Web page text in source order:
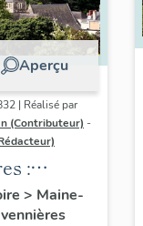
Aperçu
| Réalisé par
(Contributeur) -
:
de la
> Maine-